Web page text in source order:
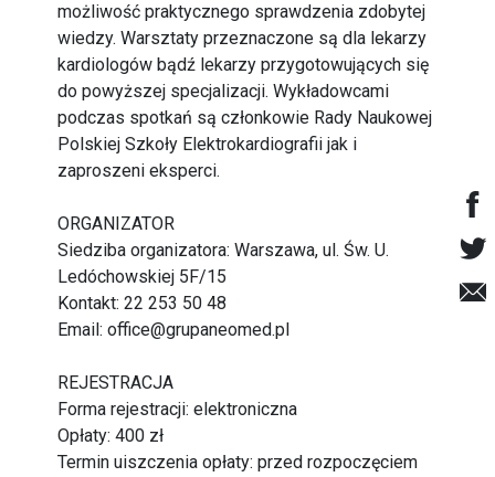
możliwość praktycznego sprawdzenia zdobytej
wiedzy. Warsztaty przeznaczone są dla lekarzy
kardiologów bądź lekarzy przygotowujących się
do powyższej specjalizacji. Wykładowcami
podczas spotkań są członkowie Rady Naukowej
Polskiej Szkoły Elektrokardiografii jak i
zaproszeni eksperci.
ORGANIZATOR
Siedziba organizatora: Warszawa, ul. Św. U.
Ledóchowskiej 5F/15
Kontakt: 22 253 50 48
Email: office@grupaneomed.pl
REJESTRACJA
Forma rejestracji: elektroniczna
Opłaty: 400 zł
Termin uiszczenia opłaty: przed rozpoczęciem